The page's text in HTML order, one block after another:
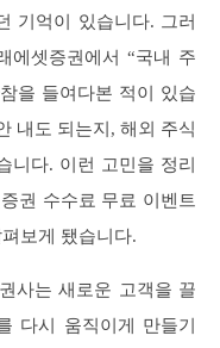
기억이 있습니다. 그러
에셋증권에서 “국내 주
을 들여다본 적이 있습
내도 되는지, 해외 주식
니다. 이런 고민을 정리
권 수수료 무료 이벤트
보게 됐습니다.
사는 새로운 고객을 끌
다시 움직이게 만들기